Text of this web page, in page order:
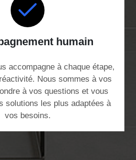
humain
accompagne à chaque étape,
Nous sommes à vos
à vos questions et vous
solutions les plus adaptées à
vos besoins.